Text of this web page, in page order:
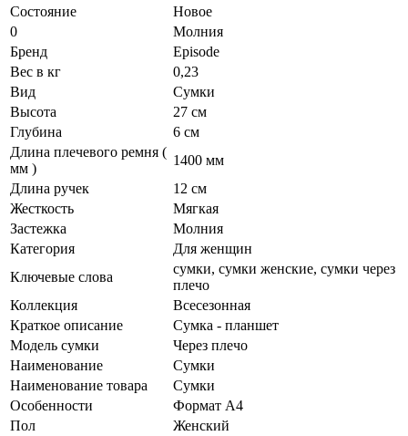
Состояние
Новое
0
Молния
Бренд
Episode
Вес в кг
0,23
Вид
Сумки
Высота
27 см
Глубина
6 см
Длина плечевого ремня (
мм )
1400 мм
Длина ручек
12 см
Жесткость
Мягкая
Застежка
Молния
Категория
Для женщин
Ключевые слова
сумки, сумки женские, сумки через
плечо
Коллекция
Всесезонная
Краткое описание
Сумка - планшет
Модель сумки
Через плечо
Наименование
Сумки
Наименование товара
Сумки
Особенности
Формат А4
Пол
Женский